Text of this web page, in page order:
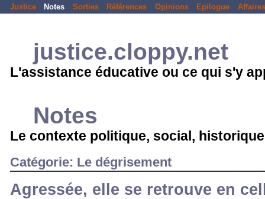
Justice Notes Sorties Références Opinions Epilogue Affaires
justice.cloppy.net
L'assistance éducative ou ce qui s'y
Notes
Le contexte politique, social,
Catégorie: Le dégrisement
Agressée, elle se retrouve en